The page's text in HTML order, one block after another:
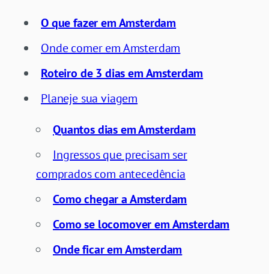
O que fazer em Amsterdam
Onde comer em Amsterdam
Roteiro de 3 dias em Amsterdam
Planeje sua viagem
Quantos dias em Amsterdam
Ingressos que precisam ser
comprados com antecedência
Como chegar a Amsterdam
Como se locomover em Amsterdam
Onde ficar em Amsterdam